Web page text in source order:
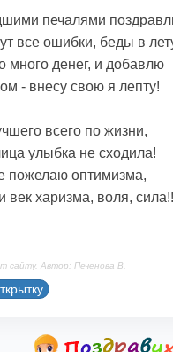
печалями
все ошибки, беды в
много денег, и добавлю
- внесу свою я лепту!
всего по жизни,
улыбка не сходила!
пожелаю оптимизма,
век харизма, воля,
сайту. Автор: Печенова В.